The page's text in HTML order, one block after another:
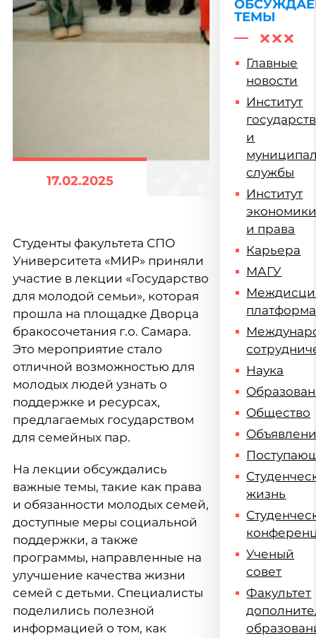
17.02.2025
Студенты факультета СПО
Университета «МИР» приняли
участие в лекции «Государство
для молодой семьи», которая
прошла на площадке Дворца
бракосочетания г.о. Самара.
Это мероприятие стало
отличной возможностью для
молодых людей узнать о
поддержке и ресурсах,
предлагаемых государством
для семейных пар.
На лекции обсуждались
важные темы, такие как права
и обязанности молодых семей,
доступные меры социальной
поддержки, а также
программы, направленные на
улучшение качества жизни
семей с детьми. Специалисты
поделились полезной
информацией о том, как
ТЕМЫ
Главные
новости
Институт
и
службы
Институт
и права
Карьера
МАГУ
платформа
Наука
Общество
жизнь
Ученый
совет
Факультет